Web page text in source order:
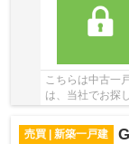
こちらは中古一
は、当社でお探
売買 | 新築一戸建